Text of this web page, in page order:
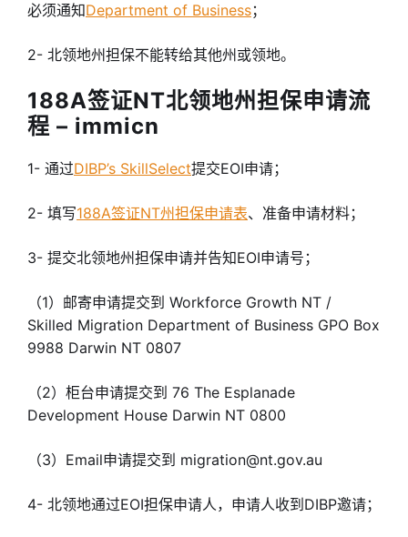
必须通知Department of Business；
2- 北领地州担保不能转给其他州或领地。
188A签证NT北领地州担保申请流
程 – immicn
1- 通过DIBP’s SkillSelect提交EOI申请；
2- 填写188A签证NT州担保申请表、准备申请材料；
3- 提交北领地州担保申请并告知EOI申请号；
（1）邮寄申请提交到 Workforce Growth NT /
Skilled Migration Department of Business GPO Box
9988 Darwin NT 0807
（2）柜台申请提交到 76 The Esplanade
Development House Darwin NT 0800
（3）Email申请提交到 migration@nt.gov.au
4- 北领地通过EOI担保申请人，申请人收到DIBP邀请；